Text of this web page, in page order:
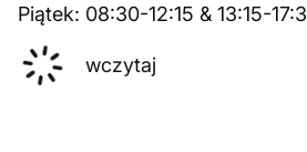
Piątek: 08:30-12:15 & 13:15-
wczytaj